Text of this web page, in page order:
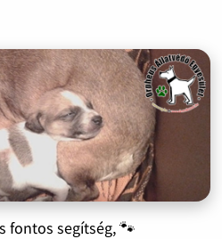
fontos segítség, 🐾